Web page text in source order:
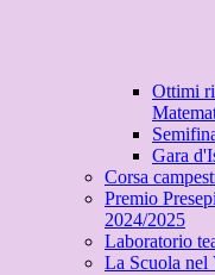
Ottimi
Gara
Corsa
Premio
2024/2025
Laboratorio
La Scuola nel